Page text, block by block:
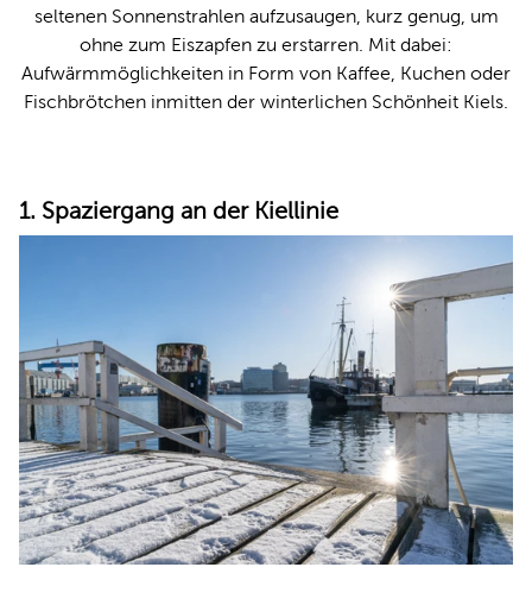
seltenen Sonnenstrahlen aufzusaugen, kurz genug, um
ohne zum Eiszapfen zu erstarren. Mit dabei:
Aufwärmmöglichkeiten in Form von Kaffee, Kuchen oder
Fischbrötchen inmitten der winterlichen Schönheit Kiels.
1. Spaziergang an der Kiellinie